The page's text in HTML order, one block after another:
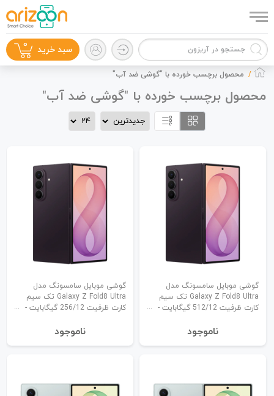
لوازم جانبی
سبد خرید 0
محصول برچسب خورده با "گوشی ضد آب"
محصول برچسب خورده با "گوشی ضد آب"
گوشی موبایل سامسونگ مدل
Galaxy Z Fold8 Ultra تک سیم
کارت ظرفیت 512/12 گیگابایت -
نا‌موجود
گوشی موبایل سامسونگ مدل
Galaxy Z Fold8 Ultra تک سیم
کارت ظرفیت 256/12 گیگابایت -
نا‌موجود